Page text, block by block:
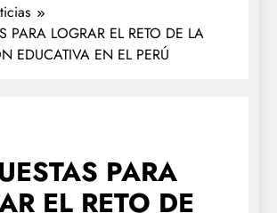
PARA LOGRAR EL RETO DE LA
EDUCATIVA EN EL PERÚ
PARA
EL RETO DE